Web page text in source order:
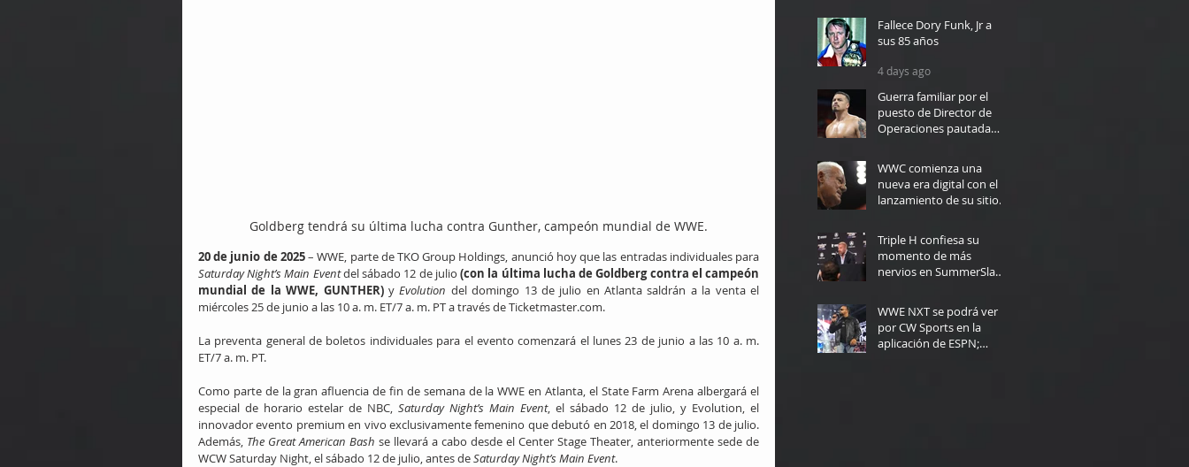
Goldberg tendrá su última lucha contra Gunther, campeón mundial de WWE.
20 de junio de 2025
Saturday Night’s Main Event del sábado 12 de julio (con la última lucha de Goldberg contra el campeón
mundial de la WWE, GUNTHER) y Evolution del domingo 13 de julio en Atlanta saldrán a la venta el
miércoles 25 de junio a las 10 a. m. ET/7 a. m. PT a través de Ticketmaster.com.
La preventa general de boletos individuales para el evento comenzará el lunes 23 de junio a las 10 a. m.
ET/7 a. m. PT.
Como parte de la gran afluencia de fin de semana de la WWE en Atlanta, el State Farm Arena albergará el
especial de horario estelar de NBC, Saturday Night’s Main Event, el sábado 12 de julio, y Evolution, el
innovador evento premium en vivo exclusivamente femenino que debutó en 2018, el domingo 13 de julio.
Además, The Great American Bash se llevará a cabo desde el Center Stage Theater, anteriormente sede de
WCW Saturday Night, el sábado 12 de julio, antes de Saturday Night’s Main Event.
Fallece Dory Funk, Jr a
sus 85 años
4 days ago
Guerra familiar por el
puesto de Director de
Operaciones pautada
WWC comienza una
nueva era digital con el
lanzamiento de su sitio
Triple H confiesa su
momento de más
nervios en SummerSlam:
WWE NXT se podrá ver
por CW Sports en la
aplicación de ESPN;